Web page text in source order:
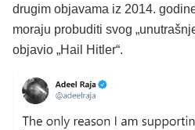
drugim objavama iz 2014.
moraju probuditi svog
objavio „Hail Hitler“.